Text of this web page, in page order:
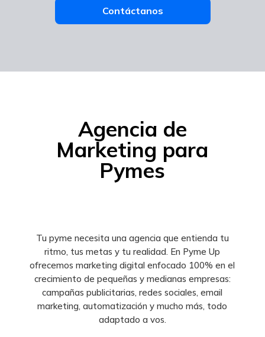
Contáctanos
Agencia de
Marketing para
Pymes
Tu pyme necesita una agencia que entienda tu
ritmo, tus metas y tu realidad. En Pyme Up
ofrecemos marketing digital enfocado 100% en el
crecimiento de pequeñas y medianas empresas:
campañas publicitarias, redes sociales, email
marketing, automatización y mucho más, todo
adaptado a vos.